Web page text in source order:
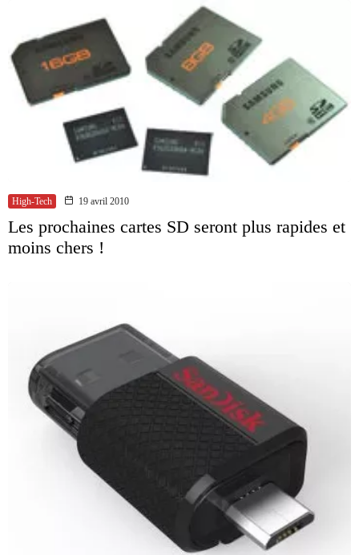
High-Tech 19 avril 2010
Les prochaines cartes SD seront plus rapides et
moins chers !